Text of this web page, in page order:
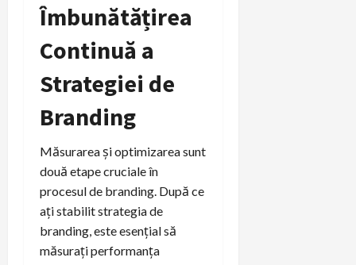
Îmbunătățirea
Continuă a
Strategiei de
Branding
Măsurarea și optimizarea sunt
două etape cruciale în
procesul de branding. După ce
ați stabilit strategia de
branding, este esențial să
măsurați performanța